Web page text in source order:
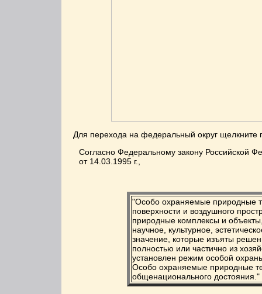
Для перехода на федеральный округ
Согласно Федеральному закону Российской
от 14.03.1995 г.,
"Особо охраняемые природные
поверхности и воздушного
природные комплексы и
научное, культурное,
значение, которые изъяты
полностью или частично из
установлен режим особой
Особо охраняемые природные
общенационального достояния."